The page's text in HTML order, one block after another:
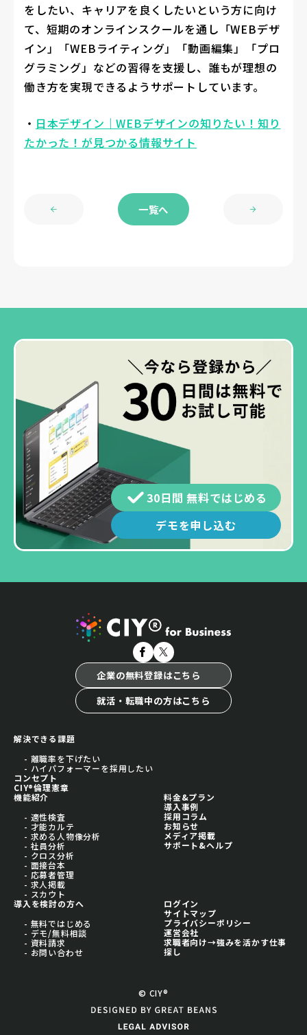
をしたい、キャリアを良くしたいという方に向け
て、短期のオンラインスクールを通し「WEBデザ
イン」「WEBライティング」「動画編集」「プロ
グラミング」などの習得を支援し、誰もが理想の
働き方を実現できるようサポートしています。
・ 日本デザイン｜WEBデザインの知りたい！知り
たかった！が見つかる情報サイト
一覧へ
30日間 無料ではじめる
デモを申し込む
企業の無料登録はこちら
就活・転職中の方はこちら
解決できる課題
- 離職率を下げたい
- ハイパフォーマーを採用したい
コンセプト
CIY®倫理憲章
機能紹介
- 適性検査
- 才能カルテ
- 求める人物像分析
- 社員分析
- クロス分析
- 面接台本
- 応募者管理
- 求人掲載
- スカウト
料金&プラン
導入事例
採用コラム
お知らせ
メディア掲載
サポート&ヘルプ
導入を検討の方へ
- 無料ではじめる
- デモ/無料相談
- 資料請求
- お問い合わせ
ログイン
サイトマップ
プライバシーポリシー
運営会社
求職者向け→強みを活かす仕事
探し
© CIY®